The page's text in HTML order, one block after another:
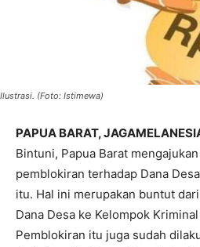
Ilustrasi. (Foto: Istimewa)
PAPUA BARAT,
Bintuni, Papua Barat
pemblokiran terhadap Dana
itu. Hal ini merupakan buntut
Dana Desa ke Kelompok
Pemblokiran itu juga sudah